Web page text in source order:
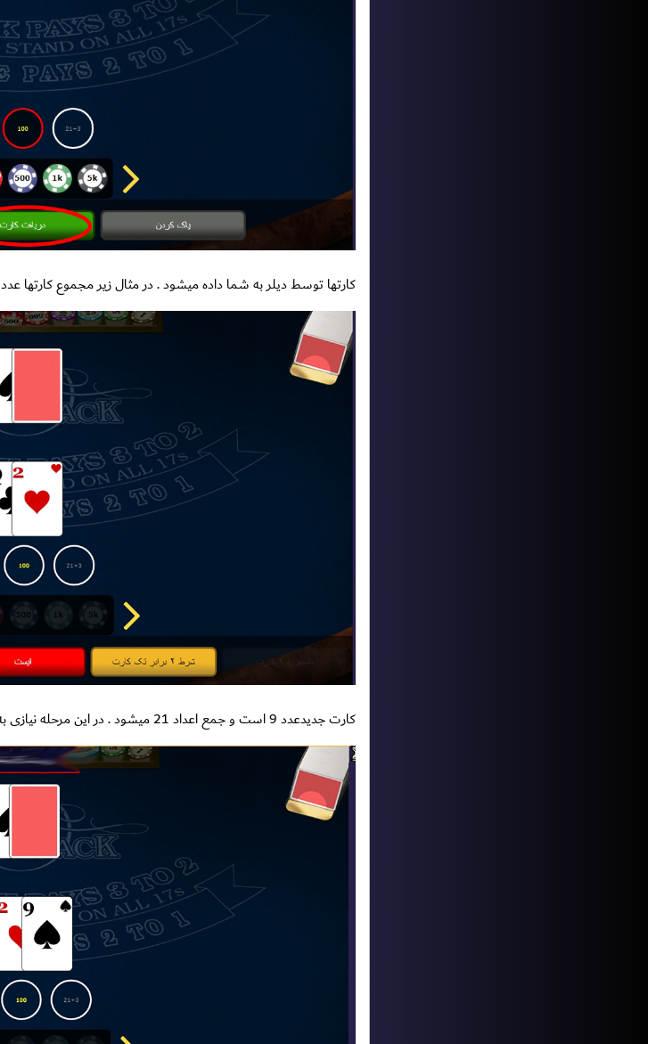
کارتها توسط دیلر به شما داده میشود . در مثال زیر مجموع کارتها عدد 12 است و دوباره درخواست کارت میکنیم.
کارت جدیدعدد 9 است و جمع اعداد 21 میشود . در این مرحله نیازی به گرفتن کارت نیست و باید کلید ایست را فشار دهیم.